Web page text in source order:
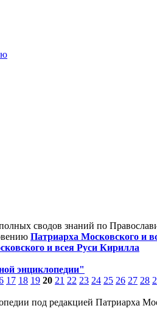
сводов знаний по
Патриарха Московского и
и всея Руси Кирилла
энциклопедии"
17 18 19 20 21 22 23 24 25 26 27 28
под редакцией Патриарха